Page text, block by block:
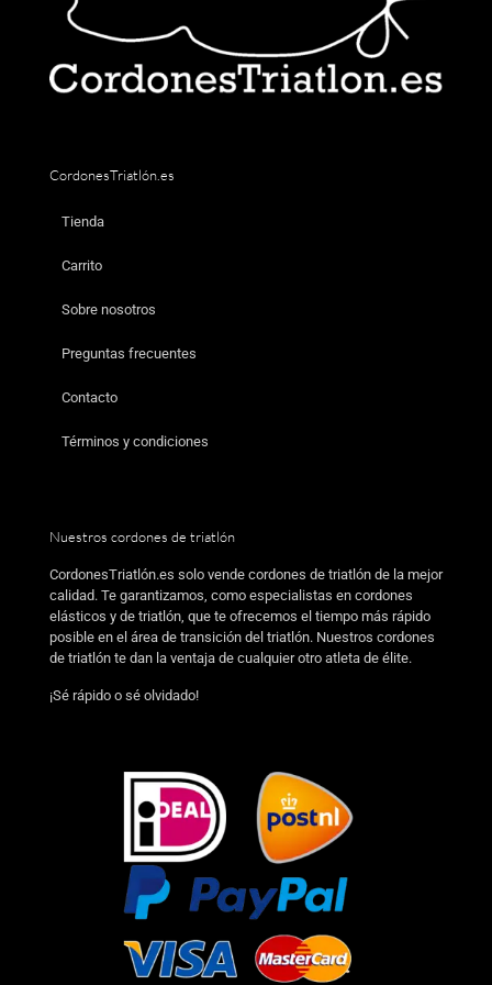
CordonesTriatlón.es
Tienda
Carrito
Sobre nosotros
Preguntas frecuentes
Contacto
Términos y condiciones
Nuestros cordones de triatlón
CordonesTriatlón.es solo vende cordones de triatlón de la mejor
calidad. Te garantizamos, como especialistas en cordones
elásticos y de triatlón, que te ofrecemos el tiempo más rápido
posible en el área de transición del triatlón. Nuestros cordones
de triatlón te dan la ventaja de cualquier otro atleta de élite.
¡Sé rápido o sé olvidado!